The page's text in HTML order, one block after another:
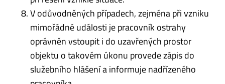
V odůvodněných případech, zejména při vzniku
mimořádné události je pracovník ostrahy
oprávněn vstoupit i do uzavřených prostor
objektu o takovém úkonu provede zápis do
služebního hlášení a informuje nadřízeného